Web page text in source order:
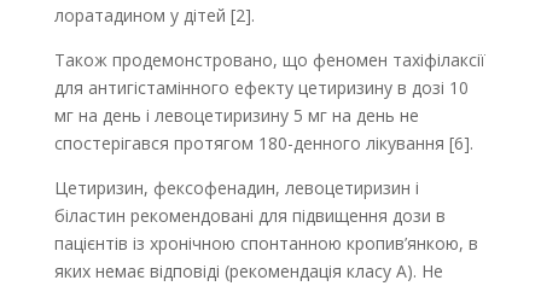
лоратадином у дітей [2].
Також продемонстровано, що феномен тахіфілаксії
для антигістамінного ефекту цетиризину в дозі 10
мг на день і левоцетиризину 5 мг на день не
спостерігався протягом 180-ден­ного лікування [6].
Цетиризин, фексофенадин, левоцетиризин і
біластин рекомендовані для підвищення дози в
пацієнтів із хронічною спонтанною кропив’янкою, в
яких немає відповіді (рекомендація класу А). Не